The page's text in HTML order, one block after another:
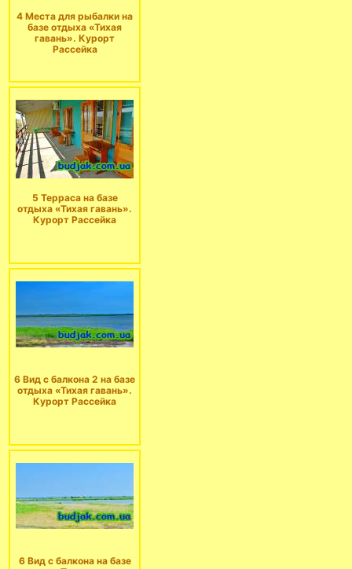
4 Места для рыбалки на
базе отдыха «Тихая
гавань». Курорт
Рассейка
5 Терраса на базе
отдыха «Тихая гавань».
Курорт Рассейка
6 Вид с балкона 2 на базе
отдыха «Тихая гавань».
Курорт Рассейка
6 Вид с балкона на базе